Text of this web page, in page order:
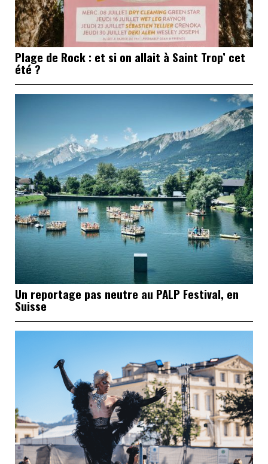
Plage de Rock : et si on allait à Saint Trop’ cet
été ?
Un reportage pas neutre au PALP Festival, en
Suisse